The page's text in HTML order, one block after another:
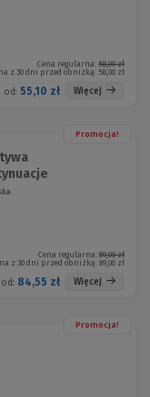
Cena regularna: 58,00 zł
z 30 dni przed obniżką: 58,00 zł
od: 55,10 zł Więcej
Promocja!
Cena regularna: 89,00 zł
z 30 dni przed obniżką: 89,00 zł
od: 84,55 zł Więcej
Promocja!